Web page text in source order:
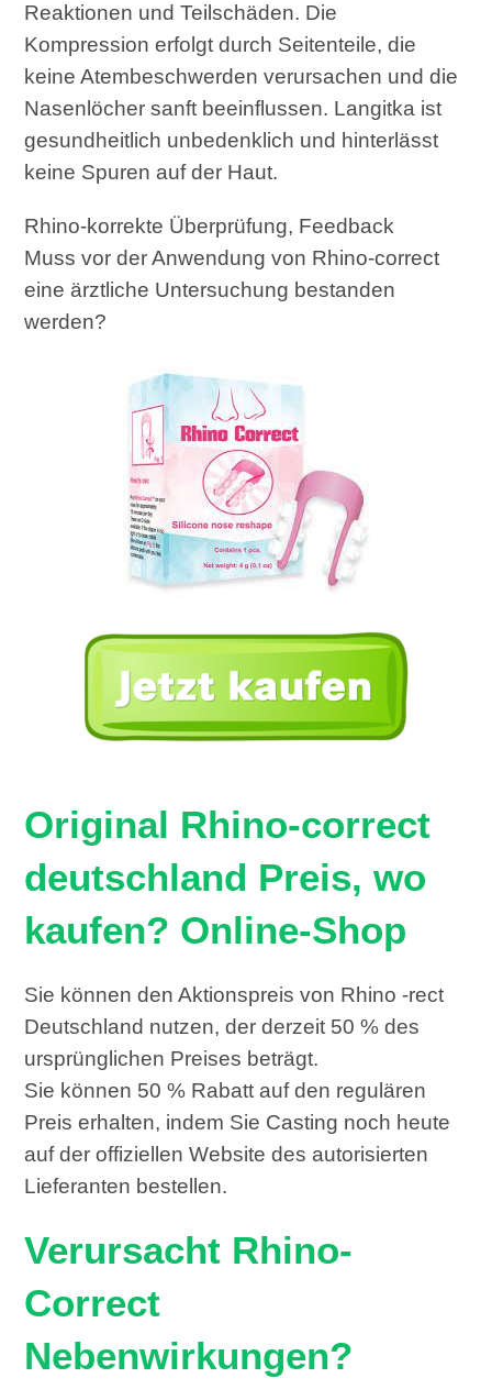
Reaktionen und Teilschäden. Die
Kompression erfolgt durch Seitenteile, die
keine Atembeschwerden verursachen und die
Nasenlöcher sanft beeinflussen. Langitka ist
gesundheitlich unbedenklich und hinterlässt
keine Spuren auf der Haut.
Rhino-korrekte Überprüfung, Feedback
Muss vor der Anwendung von Rhino-correct
eine ärztliche Untersuchung bestanden
werden?
Original Rhino-correct
deutschland Preis, wo
kaufen? Online-Shop
Sie können den Aktionspreis von Rhino -rect
Deutschland nutzen, der derzeit 50 % des
ursprünglichen Preises beträgt.
Sie können 50 % Rabatt auf den regulären
Preis erhalten, indem Sie Casting noch heute
auf der offiziellen Website des autorisierten
Lieferanten bestellen.
Verursacht Rhino-
Correct
Nebenwirkungen?